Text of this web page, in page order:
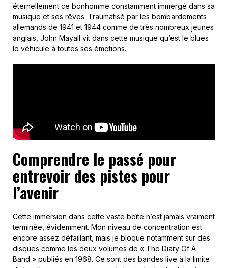
éternellement ce bonhomme constamment immergé dans sa
musique et ses rêves. Traumatisé par les bombardements
allemands de 1941 et 1944 comme de très nombreux jeunes
anglais, John Mayall vit dans cette musique qu’est le blues
le véhicule à toutes ses émotions.
Comprendre le passé pour
entrevoir des pistes pour
l’avenir
Cette immersion dans cette vaste boîte n’est jamais vraiment
terminée, évidemment. Mon niveau de concentration est
encore assez défaillant, mais je bloque notamment sur des
disques comme les deux volumes de « The Diary Of A
Band » publiés en 1968. Ce sont des bandes live à la limite